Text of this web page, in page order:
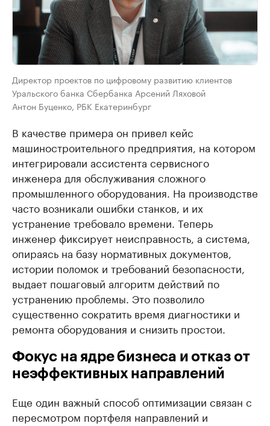
Директор проектов по цифровому развитию клиентов
Уральского банка Сбербанка Арсений Ляховой
Антон Буценко, РБК Екатеринбург
В качестве примера он привел кейс
машиностроительного предприятия, на котором
интегрировали ассистента сервисного
инженера для обслуживания сложного
промышленного оборудования. На производстве
часто возникали ошибки станков, и их
устранение требовало времени. Теперь
инженер фиксирует неисправность, а система,
опираясь на базу нормативных документов,
истории поломок и требований безопасности,
выдает пошаговый алгоритм действий по
устранению проблемы. Это позволило
существенно сократить время диагностики и
ремонта оборудования и снизить простои.
Фокус на ядре бизнеса и отказ от
неэффективных направлений
Еще один важный способ оптимизации связан с
пересмотром портфеля направлений и